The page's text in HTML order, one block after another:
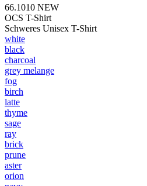
66.1010 NEW
OCS T-Shirt
Schweres Unisex T-Shirt
white
black
charcoal
grey melange
fog
birch
latte
thyme
sage
ray
brick
prune
aster
orion